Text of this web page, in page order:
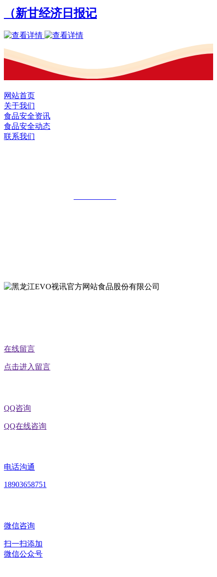
（新甘经济日报记
网站首页
关于我们
食品安全资讯
食品安全动态
联系我们
在线留言
点击进入留言
QQ咨询
QQ在线咨询
电话沟通
18903658751
微信咨询
扫一扫添加
微信公众号